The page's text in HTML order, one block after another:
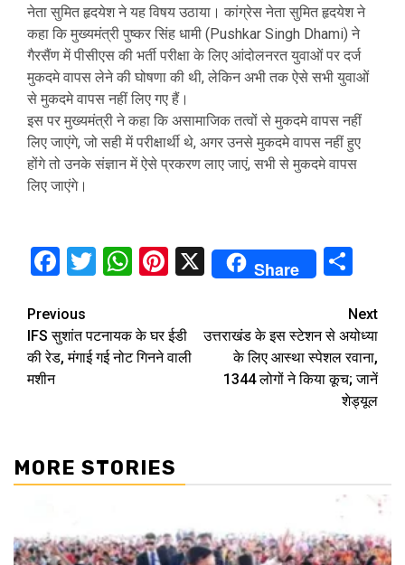
नेता सुमित हृदयेश ने यह विषय उठाया। कांग्रेस नेता सुमित हृदयेश ने
कहा कि मुख्यमंत्री पुष्कर सिंह धामी (Pushkar Singh Dhami) ने
गैरसैंण में पीसीएस की भर्ती परीक्षा के लिए आंदोलनरत युवाओं पर दर्ज
मुकदमे वापस लेने की घोषणा की थी, लेकिन अभी तक ऐसे सभी युवाओं
से मुकदमे वापस नहीं लिए गए हैं।
इस पर मुख्यमंत्री ने कहा कि असामाजिक तत्वों से मुकदमे वापस नहीं
लिए जाएंगे, जो सही में परीक्षार्थी थे, अगर उनसे मुकदमे वापस नहीं हुए
होंगे तो उनके संज्ञान में ऐसे प्रकरण लाए जाएं, सभी से मुकदमे वापस
लिए जाएंगे।
Facebook
Twitter
WhatsApp
Pinterest
X Share
Continue
Reading
Previous
IFS सुशांत पटनायक के घर ईडी
की रेड, मंगाई गई नोट गिनने वाली
मशीन
Next
उत्तराखंड के इस स्टेशन से अयोध्या
के लिए आस्था स्पेशल रवाना,
1344 लोगों ने किया कूच; जानें
शेड्यूल
MORE STORIES